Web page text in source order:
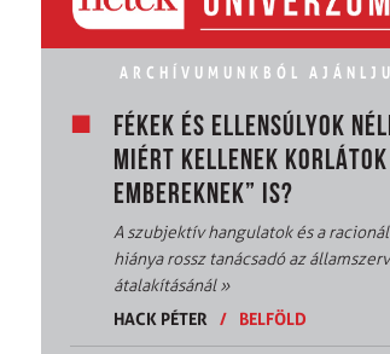
ARCHÍVUMUNKBÓL
FÉKEK ÉS ELLENSÚLYOK
MIÉRT KELLENEK
EMBEREKNEK” IS?
A szubjektív hangulatok és a
hiánya rossz tanácsadó az
átalakításánál»
HACK PÉTER
/ BELFÖLD